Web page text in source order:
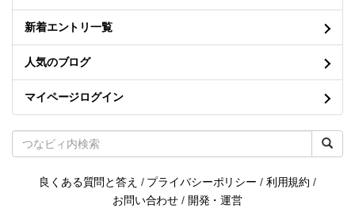
新着エントリ一覧
人気のブログ
マイページログイン
良くある質問と答え / プライバシーポリシー / 利用規約 /
お問い合わせ / 開発・運営